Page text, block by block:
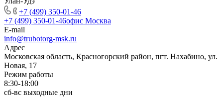
+7 (499) 350-01-46
+7 (499) 350-01-46офис Москва
E-mail
info@trubotorg-msk.ru
Адрес
Московская область, Красногорский район, пгт. Нахабино, ул.
Новая, 17
Режим работы
8:30-18:00
сб-вс выходные дни